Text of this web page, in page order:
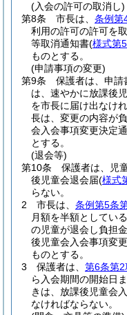
(入会の許可の取消し)
第8条
市長は、 条例第
利用の許可の許可を
等取消通知書(様式第
ものとする。
(申請事項の変更)
第9条
保護者は、申請
は、速やかに放課後
を市長に届け出なけ
長は、変更の内容が
会入会事項変更決定
とする。
(退会等)
第10条
保護者は、児
後児童会退会届(様式
らない。
2
市長は、 条例第5条
月額を半額としてい
の児童が退会し負担
後児童会入会事項変
ものとする。
3
保護者は、 第6条第2
ら入会期間の開始日
きは、放課後児童会
なければならない。